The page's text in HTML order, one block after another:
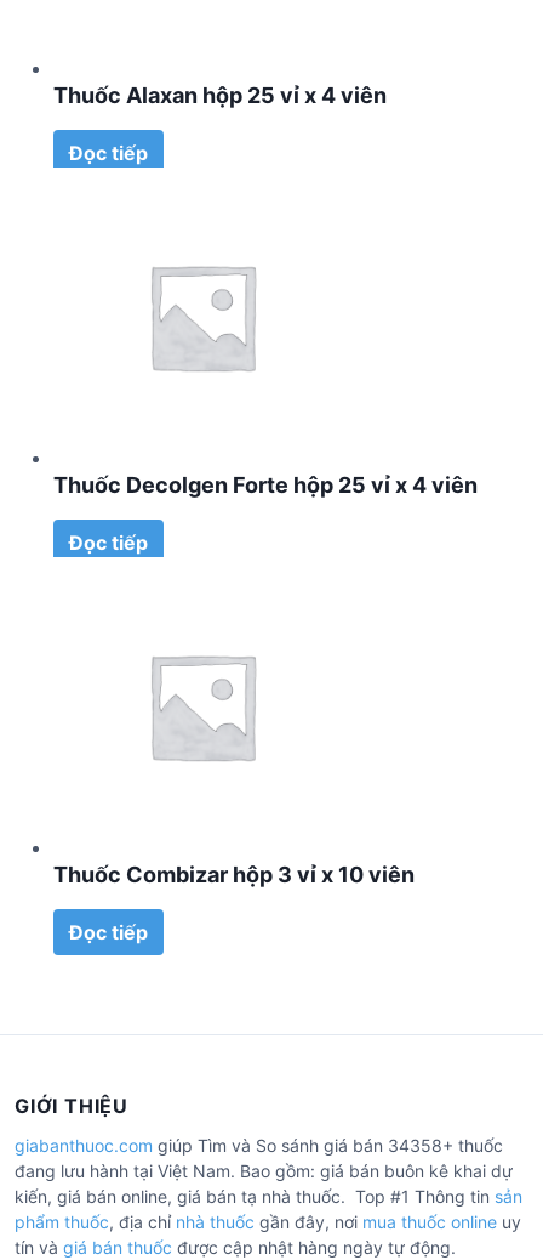
Thuốc Alaxan hộp 25 vỉ x 4 viên
Đọc tiếp
Thuốc Decolgen Forte hộp 25 vỉ x 4 viên
Đọc tiếp
Thuốc Combizar hộp 3 vỉ x 10 viên
Đọc tiếp
GIỚI THIỆU
giabanthuoc.com giúp Tìm và So sánh giá bán 34358+ thuốc
đang lưu hành tại Việt Nam. Bao gồm: giá bán buôn kê khai dự
kiến, giá bán online, giá bán tạ nhà thuốc. Top #1 Thông tin sản
phẩm thuốc, địa chỉ nhà thuốc gần đây, nơi mua thuốc online uy
tín và giá bán thuốc được cập nhật hàng ngày tự động.